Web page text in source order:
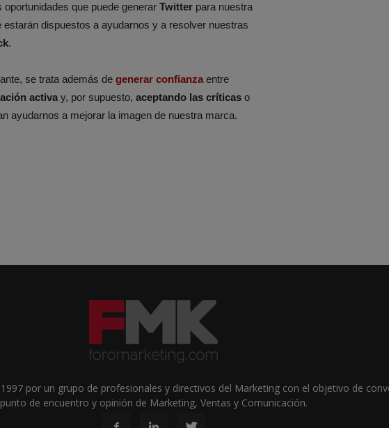
que puede generar Twitter para nuestra
dispuestos a ayudarnos y a resolver nuestras
.
se trata además de generar confianza entre
activa y, por supuesto, aceptando las críticas o
ayudarnos a mejorar la imagen de nuestra marca.
por un grupo de profesionales y directivos del Marketing con el objetivo de
punto de encuentro y opinión de Marketing, Ventas y Comunicación.